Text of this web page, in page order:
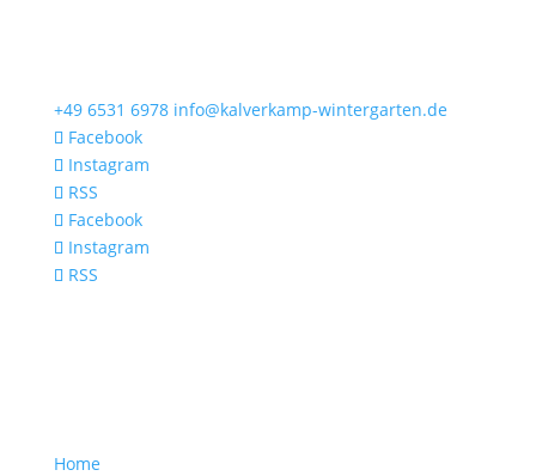
+49 6531 6978 info@kalverkamp-wintergarten.de
Facebook
Instagram
RSS
Facebook
Instagram
RSS
Home